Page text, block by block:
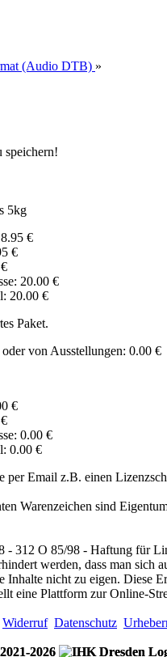
(Audio DTB) »
speichern!
5kg
€
€
20.00 €
20.00 €
Paket.
von Ausstellungen: 0.00 €
€
0.00 €
0.00 €
per Email z.B. einen
Warenzeichen sind
312 O 85/98 - Haftung für
werden, dass man
Inhalte nicht zu eigen. Diese
eine Plattform zur Online-
Widerruf Datenschutz
2026